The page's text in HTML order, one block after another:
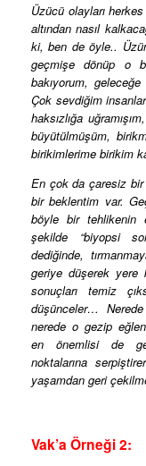
Üzücü olayları
altından nasıl
ki, ben de öyle..
geçmişe dönüp o
bakıyorum,
Çok sevdiğim
haksızlığa
büyütülmüşüm,
birikimlerime birikim
En çok da çaresiz bir
bir beklentim var.
böyle bir tehlikenin
şekilde “biyopsi
dediğinde,
geriye düşerek yere
sonuçları temiz
düşünceler…
nerede o gezip
en önemlisi de
noktalarına
yaşamdan geri
Vak’a Örneği 2: